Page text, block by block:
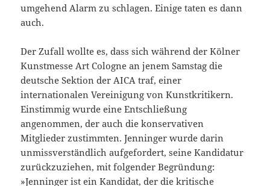
umgehend Alarm zu schlagen. Einige taten es dann
auch.
Der Zufall wollte es, dass sich während der Kölner
Kunstmesse Art Cologne an jenem Samstag die
deutsche Sektion der AICA traf, einer
internationalen Vereinigung von Kunstkritikern.
Einstimmig wurde eine Entschließung
angenommen, der auch die konservativen
Mitglieder zustimmten. Jenninger wurde darin
unmissverständlich aufgefordert, seine Kandidatur
zurückzuziehen, mit folgender Begründung:
»Jenninger ist ein Kandidat, der die kritische